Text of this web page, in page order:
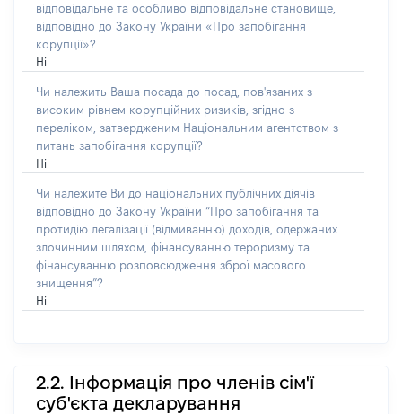
відповідальне та особливо відповідальне становище,
відповідно до Закону України «Про запобігання
корупції»?
Ні
Чи належить Ваша посада до посад, пов'язаних з
високим рівнем корупційних ризиків, згідно з
переліком, затвердженим Національним агентством з
питань запобігання корупції?
Ні
Чи належите Ви до національних публічних діячів
відповідно до Закону України “Про запобігання та
протидію легалізації (відмиванню) доходів, одержаних
злочинним шляхом, фінансуванню тероризму та
фінансуванню розповсюдження зброї масового
знищення”?
Ні
2.2. Інформація про членів сім'ї
суб'єкта декларування